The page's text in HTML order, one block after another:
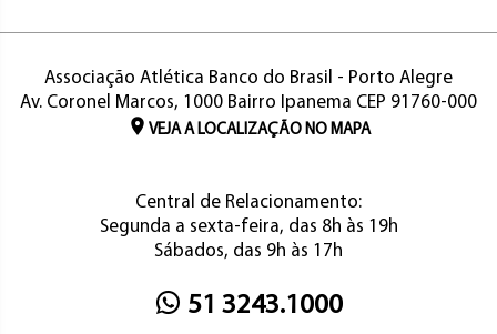
Associação Atlética Banco do Brasil - Porto Alegre
Av. Coronel Marcos, 1000 Bairro Ipanema CEP 91760-000
VEJA A LOCALIZAÇÃO NO MAPA
Central de Relacionamento:
Segunda a sexta-feira, das 8h às 19h
Sábados, das 9h às 17h
51 3243.1000